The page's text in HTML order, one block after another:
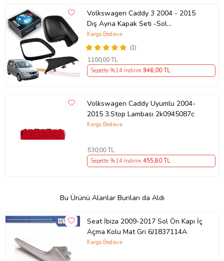
Volkswagen Caddy 3 2004 - 2015
Dış Ayna Kapak Seti -Sol
7E18575289 B9
(1)
Kargo Bedava
1100,00 TL
Sepette %14 İndirim 946,00 TL
Volkswagen Caddy Uyumlu 2004-
2015 3.Stop Lambası 2k0945087c
Kargo Bedava
530,00 TL
Sepette %14 İndirim 455,80 TL
Bu Ürünü Alanlar Bunları da Aldı
Seat İbiza 2009-2017 Sol Ön Kapı İç
Açma Kolu Mat Gri 6J1837114A
Kargo Bedava